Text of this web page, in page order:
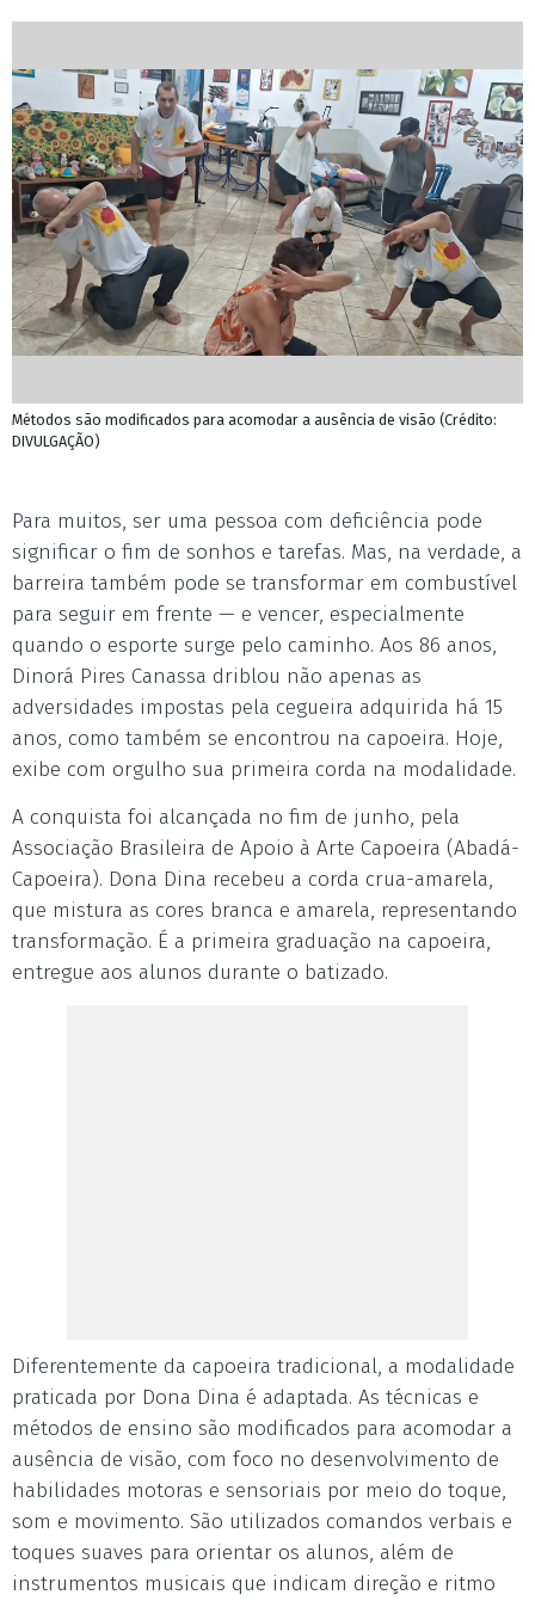
Métodos são modificados para acomodar a ausência de visão (Crédito:
DIVULGAÇÃO)
Para muitos, ser uma pessoa com deficiência pode
significar o fim de sonhos e tarefas. Mas, na verdade, a
barreira também pode se transformar em combustível
para seguir em frente — e vencer, especialmente
quando o esporte surge pelo caminho. Aos 86 anos,
Dinorá Pires Canassa driblou não apenas as
adversidades impostas pela cegueira adquirida há 15
anos, como também se encontrou na capoeira. Hoje,
exibe com orgulho sua primeira corda na modalidade.
A conquista foi alcançada no fim de junho, pela
Associação Brasileira de Apoio à Arte Capoeira (Abadá-
Capoeira). Dona Dina recebeu a corda crua-amarela,
que mistura as cores branca e amarela, representando
transformação. É a primeira graduação na capoeira,
entregue aos alunos durante o batizado.
Diferentemente da capoeira tradicional, a modalidade
praticada por Dona Dina é adaptada. As técnicas e
métodos de ensino são modificados para acomodar a
ausência de visão, com foco no desenvolvimento de
habilidades motoras e sensoriais por meio do toque,
som e movimento. São utilizados comandos verbais e
toques suaves para orientar os alunos, além de
instrumentos musicais que indicam direção e ritmo